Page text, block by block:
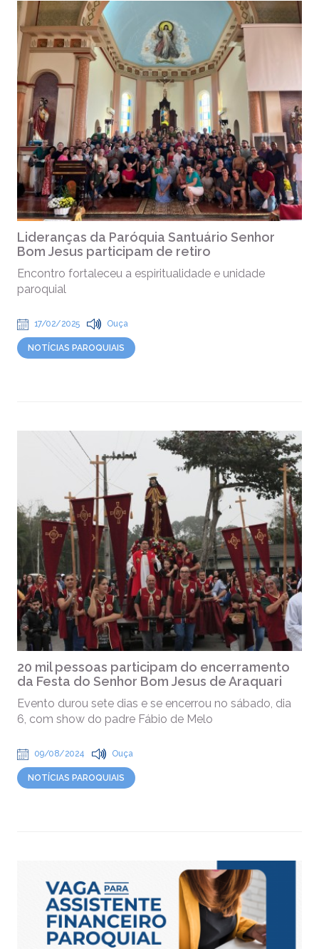
Lideranças da Paróquia Santuário Senhor
Bom Jesus participam de retiro
Encontro fortaleceu a espiritualidade e unidade
paroquial
17/02/2025 Ouça
NOTÍCIAS PAROQUIAIS
20 mil pessoas participam do encerramento
da Festa do Senhor Bom Jesus de Araquari
Evento durou sete dias e se encerrou no sábado, dia
6, com show do padre Fábio de Melo
09/08/2024 Ouça
NOTÍCIAS PAROQUIAIS